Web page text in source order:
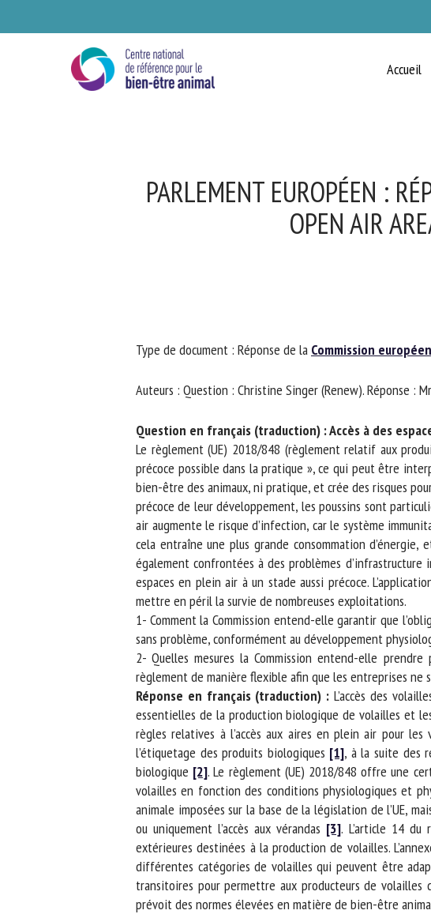
Accueil
PARLEMENT EUROPÉEN :
OPEN AIR
Type de document : Réponse de laCommission
Auteurs : Question : Christine Singer (Renew). Réponse :
Question en français (traduction) : Accès à des
Le règlement (UE) 2018/848 (règlement relatif aux
précoce possible dans la pratique », ce qui peut être
bien-être des animaux, ni pratique, et crée des risques
précoce de leur développement, les poussins sont
air augmente le risque d’infection, car le système
cela entraîne une plus grande consommation
également confrontées à des problèmes d’infrastructure
espaces en plein air à un stade aussi précoce.
mettre en péril la survie de nombreuses exploitations.
1- Comment la Commission entend-elle garantir que
sans problème, conformément au développement
2- Quelles mesures la Commission entend-elle
règlement de manière flexible afin que les entreprises ne
Réponse en français (traduction) :L’accès des
essentielles de la production biologique de volailles et
règles relatives à l’accès aux aires en plein air pour
l’étiquetage des produits biologiques[1], à la suite des
biologique[2]. Le règlement (UE) 2018/848 offre une
volailles en fonction des conditions physiologiques et
animale imposées sur la base de la législation de l’UE,
ou uniquement l’accès aux vérandas [3]. L’article 14 du
extérieures destinées à la production de volailles.
différentes catégories de volailles qui peuvent être
transitoires pour permettre aux producteurs de volailles
prévoit des normes élevées en matière de bien-être
Organisme
*
En
utilisées dans le
Les champs suivis